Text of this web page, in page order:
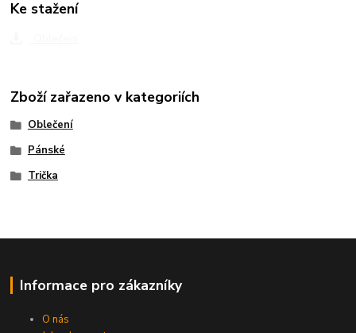
Ke stažení
Zboží zařazeno v kategoriích
Oblečení
Pánské
Trička
Informace pro zákazníky
O nás